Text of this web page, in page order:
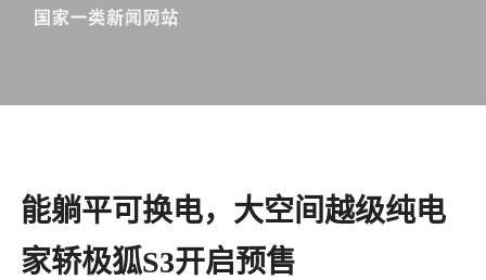
能躺平可换电，大空间越级纯电
家轿极狐S3开启预售